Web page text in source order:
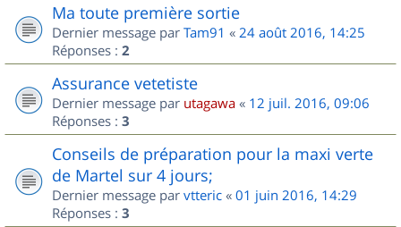
Ma toute première sortie
Dernier message par Tam91 « 24 août 2016, 14:25
Réponses : 2
Assurance vetetiste
Dernier message par utagawa « 12 juil. 2016, 09:06
Réponses : 3
Conseils de préparation pour la maxi verte
de Martel sur 4 jours;
Dernier message par vtteric « 01 juin 2016, 14:29
Réponses : 3